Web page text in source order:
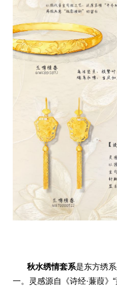
秋水绣情套系是东方绣
一。灵感源自《诗经·蒹葭》